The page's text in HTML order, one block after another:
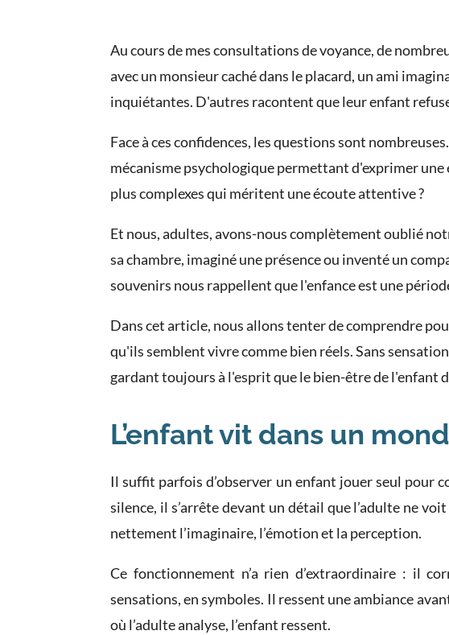
Au cours de mes consultations de voyance, de
avec un monsieur caché dans le placard, un ami
inquiétantes. D'autres racontent que leur enfant
Face à ces confidences, les questions sont
mécanisme psychologique permettant d'exprimer
plus complexes qui méritent une écoute attentive ?
Et nous, adultes, avons-nous complètement oublié
sa chambre, imaginé une présence ou inventé un
souvenirs nous rappellent que l'enfance est une
Dans cet article, nous allons tenter de comprendre
qu'ils semblent vivre comme bien réels. Sans
gardant toujours à l'esprit que le bien-être de l'enfant
L’enfant vit dans un
Il suffit parfois d’observer un enfant jouer seul pour
silence, il s’arrête devant un détail que l’adulte ne
nettement l’imaginaire, l’émotion et la perception.
Ce fonctionnement n’a rien d’extraordinaire : il
sensations, en symboles. Il ressent une ambiance
où l’adulte analyse, l’enfant ressent.